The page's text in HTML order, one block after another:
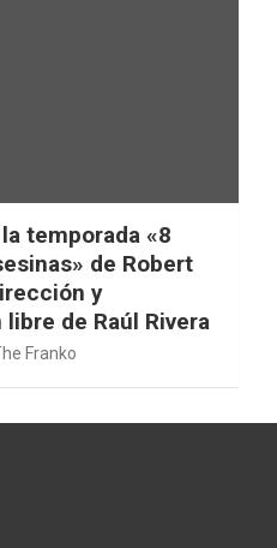
temporada «8
de Robert
y
de Raúl Rivera
Franko